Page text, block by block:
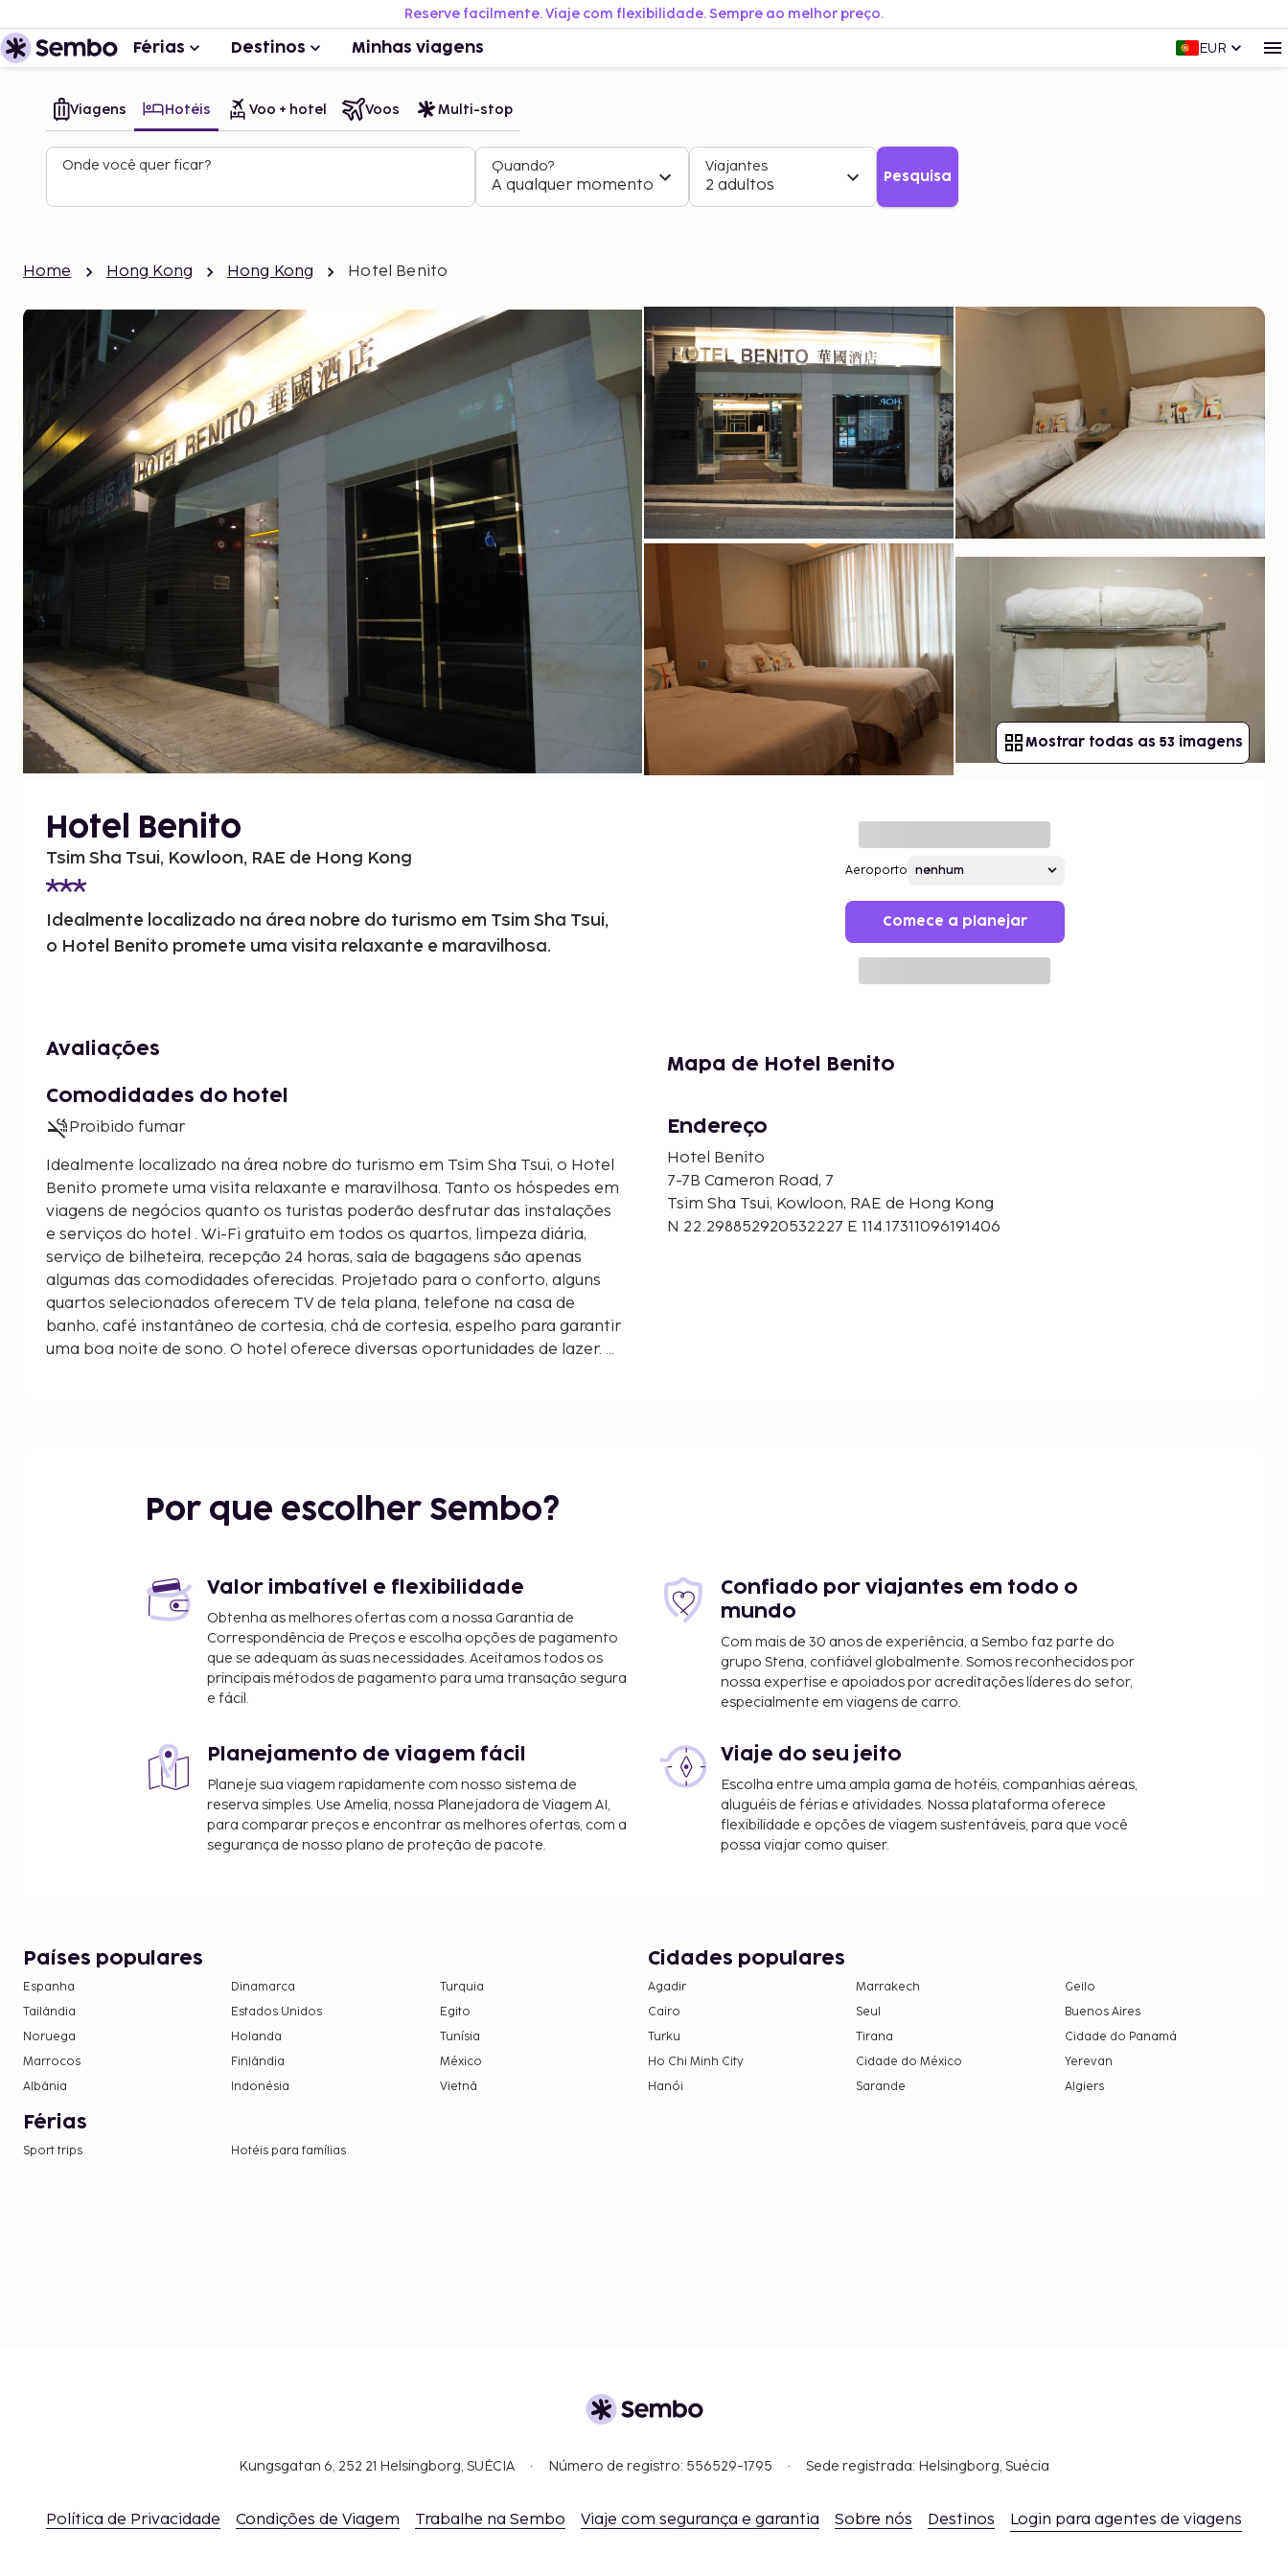
Reserve facilmente. Viaje com flexibilidade. Sempre ao melhor preço.
Férias Destinos Minhas viagens EUR
Viagens Hotéis Voo + hotel Voos Multi-stop
Onde você quer ficar? Quando?
A qualquer momento
Viajantes
2 adultos Pesquisa
Home Hong Kong Hong Kong Hotel Benito
Mostrar todas as 53 imagens
Hotel Benito
Tsim Sha Tsui, Kowloon, RAE de Hong Kong
Idealmente localizado na área nobre do turismo em Tsim Sha Tsui,
o Hotel Benito promete uma visita relaxante e maravilhosa.
Aeroporto
Comece a planejar
Avaliações
Comodidades do hotel
Proibido fumar
Idealmente localizado na área nobre do turismo em Tsim Sha Tsui, o Hotel
Benito promete uma visita relaxante e maravilhosa. Tanto os hóspedes em
viagens de negócios quanto os turistas poderão desfrutar das instalações
e serviços do hotel . Wi-Fi gratuito em todos os quartos, limpeza diária,
serviço de bilheteira, recepção 24 horas, sala de bagagens são apenas
algumas das comodidades oferecidas. Projetado para o conforto, alguns
quartos selecionados oferecem TV de tela plana, telefone na casa de
banho, café instantâneo de cortesia, chá de cortesia, espelho para garantir
uma boa noite de sono. O hotel oferece diversas oportunidades de lazer. O
Mapa de Hotel Benito
Endereço
Hotel Benito
7-7B Cameron Road, 7
Tsim Sha Tsui, Kowloon, RAE de Hong Kong
N 22.298852920532227 E 114.17311096191406
Por que escolher Sembo?
Valor imbatível e flexibilidade
Obtenha as melhores ofertas com a nossa Garantia de
Correspondência de Preços e escolha opções de pagamento
que se adequam às suas necessidades. Aceitamos todos os
principais métodos de pagamento para uma transação segura
e fácil.
Confiado por viajantes em todo o
mundo
Com mais de 30 anos de experiência, a Sembo faz parte do
grupo Stena, confiável globalmente. Somos reconhecidos por
nossa expertise e apoiados por acreditações líderes do setor,
especialmente em viagens de carro.
Planejamento de viagem fácil
Planeje sua viagem rapidamente com nosso sistema de
reserva simples. Use Amelia, nossa Planejadora de Viagem AI,
para comparar preços e encontrar as melhores ofertas, com a
segurança de nosso plano de proteção de pacote.
Viaje do seu jeito
Escolha entre uma ampla gama de hotéis, companhias aéreas,
aluguéis de férias e atividades. Nossa plataforma oferece
flexibilidade e opções de viagem sustentáveis, para que você
possa viajar como quiser.
Países populares
Espanha Dinamarca
Turquia
Tailândia
Estados Unidos
Egito
Noruega
Holanda
Tunísia
Marrocos
Finlândia
México
Albânia
Indonésia Vietnã
Cidades populares
Agadir Marrakech
Geilo
Cairo
Seul
Buenos Aires
Turku
Tirana
Cidade do Panamá
Ho Chi Minh City
Cidade do México
Yerevan
Hanói
Sarande Algiers
Férias
Sport trips Hotéis para famílias
Kungsgatan 6, 252 21 Helsingborg, SUÉCIA Número de registro: 556529-1795 Sede registrada: Helsingborg, Suécia
Política de Privacidade Condições de Viagem Trabalhe na Sembo Viaje com segurança e garantia Sobre nós Destinos Login para agentes de viagens